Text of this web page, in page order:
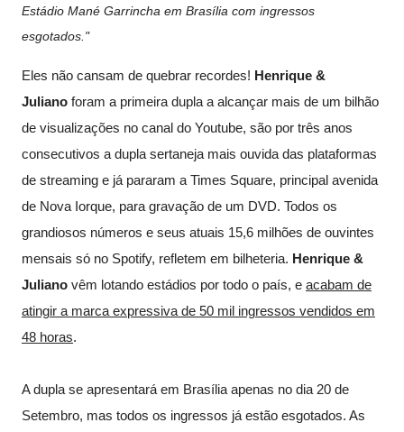
Estádio Mané Garrincha em Brasília com ingressos
esgotados."
Eles não cansam de quebrar recordes! Henrique &
Juliano foram a primeira dupla a alcançar mais de um bilhão
de visualizações no canal do Youtube, são por três anos
consecutivos a dupla sertaneja mais ouvida das plataformas
de streaming e já pararam a Times Square, principal avenida
de Nova Iorque, para gravação de um DVD. Todos os
grandiosos números e seus atuais 15,6 milhões de ouvintes
mensais só no Spotify, refletem em bilheteria. Henrique &
Juliano vêm lotando estádios por todo o país, e acabam de
atingir a marca expressiva de 50 mil ingressos vendidos em
48 horas.
A dupla se apresentará em Brasília apenas no dia 20 de
Setembro, mas todos os ingressos já estão esgotados. As